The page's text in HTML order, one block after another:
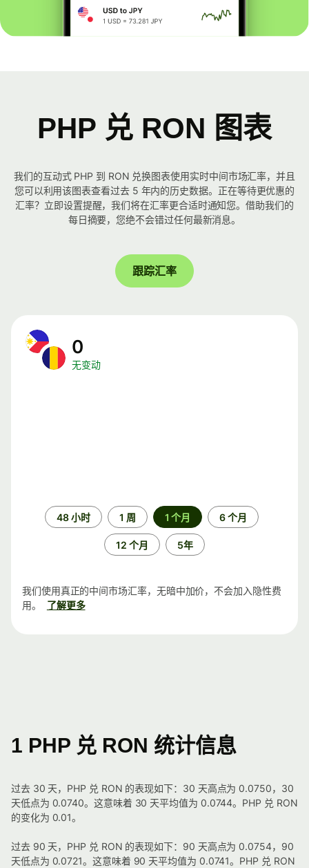
PHP 兑 RON 图表
我们的互动式 PHP 到 RON 兑换图表使用实时中间市场汇率，并且
您可以利用该图表查看过去 5 年内的历史数据。正在等待更优惠的
汇率？立即设置提醒，我们将在汇率更合适时通知您。借助我们的
每日摘要，您绝不会错过任何最新消息。
跟踪汇率
0
无变动
48 小时 1 周 1 个月 6 个月
12 个月 5年
我们使用真正的中间市场汇率，无暗中加价，不会加入隐性费
用。
了解更多
1 PHP 兑 RON 统计信息
过去 30 天，PHP 兑 RON 的表现如下：30 天高点为 0.0750，30
天低点为 0.0740。这意味着 30 天平均值为 0.0744。PHP 兑 RON
的变化为 0.01。
过去 90 天，PHP 兑 RON 的表现如下：90 天高点为 0.0754，90
天低点为 0.0721。这意味着 90 天平均值为 0.0741。PHP 兑 RON